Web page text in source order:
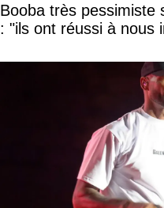
Booba très pessimiste
: "ils ont réussi à nous